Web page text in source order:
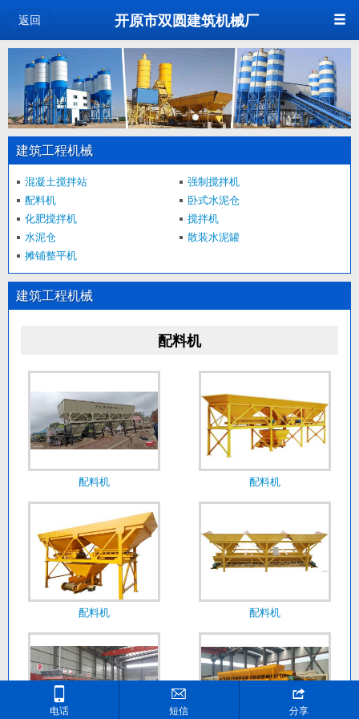
返回 开原市双圆建筑机械厂
建筑工程机械
混凝土搅拌站
强制搅拌机
配料机
卧式水泥仓
化肥搅拌机
搅拌机
水泥仓
散装水泥罐
摊铺整平机
建筑工程机械
配料机
配料机 配料机
配料机 配料机

电话

短信

分享